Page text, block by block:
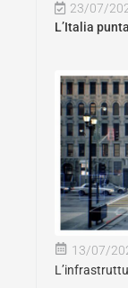
23/07/
L’Italia
13/07/